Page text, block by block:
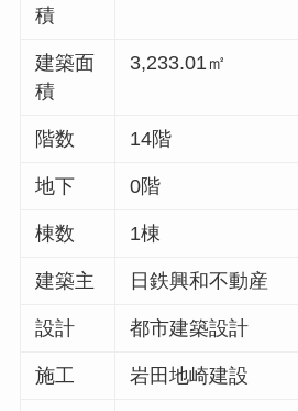
積
建築面
積
3,233.01㎡
階数 14階
地下 0階
棟数 1棟
建築主 日鉄興和不動産
設計 都市建築設計
施工 岩田地崎建設